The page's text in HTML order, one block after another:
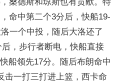
命中第二个3分后，快船19-
一个中投，随后大洛还了
，步行者断电，快船直接
船领先17分。随后布朗命中
击一打三打进上篮，西卡命